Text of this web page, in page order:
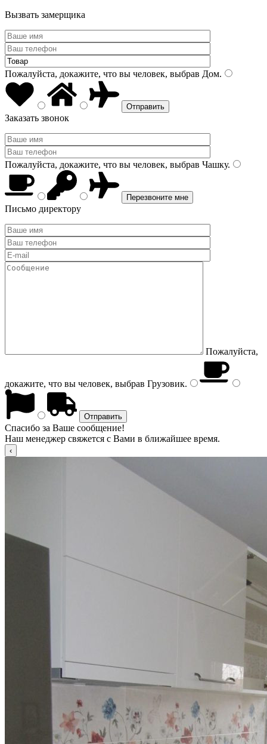
Вызвать замерщика
Пожалуйста, докажите, что вы человек, выбрав Дом.
Заказать звонок
Пожалуйста, докажите, что вы человек, выбрав Чашку.
Письмо директору
Пожалуйста,
докажите, что вы человек, выбрав Грузовик.
Спасибо за Ваше сообщение!
Наш менеджер свяжется с Вами в ближайшее время.